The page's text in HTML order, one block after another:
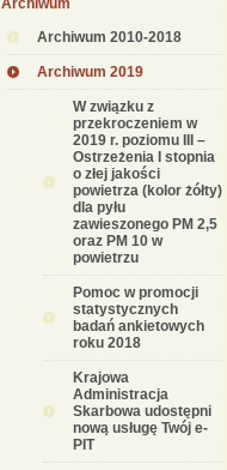
Archiwum
Archiwum 2010-2018
Archiwum 2019
W związku z
przekroczeniem w
2019 r. poziomu III –
Ostrzeżenia I stopnia
o złej jakości
powietrza (kolor żółty)
dla pyłu
zawieszonego PM 2,5
oraz PM 10 w
powietrzu
Pomoc w promocji
statystycznych
badań ankietowych
roku 2018
Krajowa
Administracja
Skarbowa udostępni
nową usługę Twój e-
PIT